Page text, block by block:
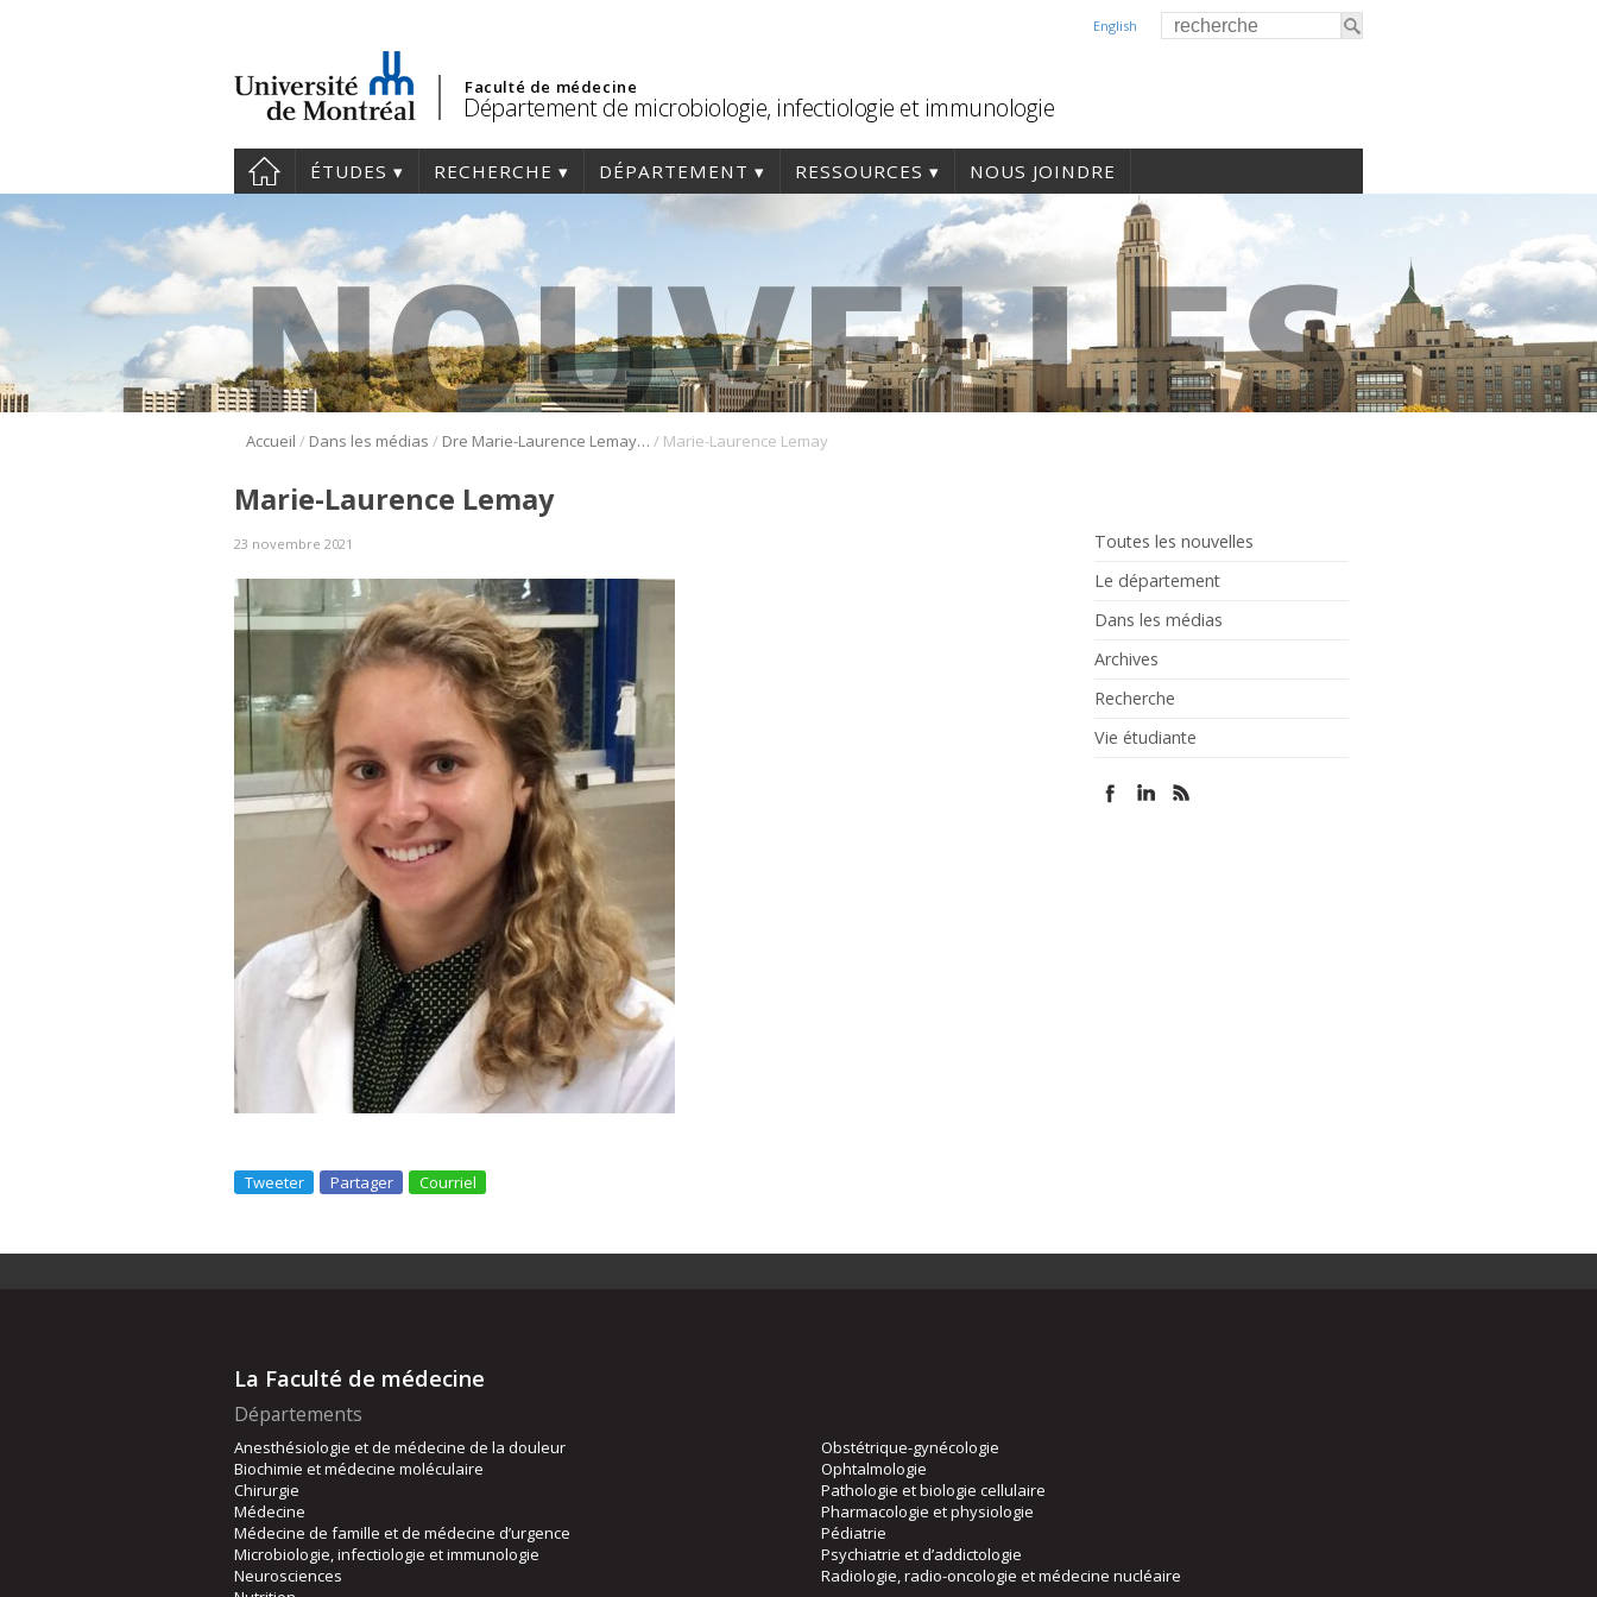
English
Faculté de médecine
Département de microbiologie, infectiologie et immunologie
ÉTUDES RECHERCHE DÉPARTEMENT RESSOURCES NOUS JOINDRE
Accueil / Dans les médias / Dre Marie-Laurence Lemay honorée dans le cadre du programme L’Oréal-UNESCO Pour les Femmes et la Science. / Marie-Laurence Lemay
Toutes les nouvelles
Le département
Dans les médias
Archives
Recherche
Vie étudiante
Marie-Laurence Lemay
23 novembre 2021
Tweeter Partager Courriel
La Faculté de médecine
Départements
Anesthésiologie et de médecine de la douleur
Biochimie et médecine moléculaire
Chirurgie
Médecine
Médecine de famille et de médecine d’urgence
Microbiologie, infectiologie et immunologie
Neurosciences
Obstétrique-gynécologie
Ophtalmologie
Pathologie et biologie cellulaire
Pharmacologie et physiologie
Pédiatrie
Psychiatrie et d’addictologie
Radiologie, radio-oncologie et médecine nucléaire